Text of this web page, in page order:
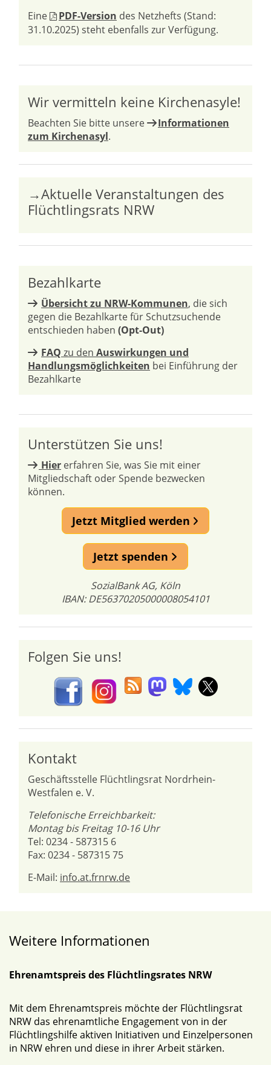
Eine PDF-Version des Netzhefts (Stand:
31.10.2025) steht ebenfalls zur Verfügung.
Wir vermitteln keine Kirchenasyle!
Beachten Sie bitte unsere
Informationen
zum Kirchenasyl.
→Aktuelle Veranstaltungen des
Flüchtlingsrats NRW
Bezahlkarte
Übersicht zu NRW-Kommunen, die sich
gegen die Bezahlkarte für Schutzsuchende
entschieden haben (Opt-Out)
FAQ zu den Auswirkungen und
Handlungsmöglichkeiten bei Einführung der
Bezahlkarte
Unterstützen Sie uns!
Hier erfahren Sie, was Sie mit einer
Mitgliedschaft oder Spende bezwecken
können.
Jetzt Mitglied werden
Jetzt spenden
SozialBank AG, Köln
IBAN: DE56370205000008054101
Folgen Sie uns!
Kontakt
Geschäftsstelle Flüchtlingsrat Nordrhein-
Westfalen e. V.
Telefonische Erreichbarkeit:
Montag bis Freitag 10-16 Uhr
Tel: 0234 - 587315 6
Fax: 0234 - 587315 75
E-Mail: info.at.frnrw.de
Weitere Informationen
Ehrenamtspreis des Flüchtlingsrates NRW
Mit dem Ehrenamtspreis möchte der Flüchtlingsrat
NRW das ehrenamtliche Engagement von in der
Flüchtlingshilfe aktiven Initiativen und Einzelpersonen
in NRW ehren und diese in ihrer Arbeit stärken.